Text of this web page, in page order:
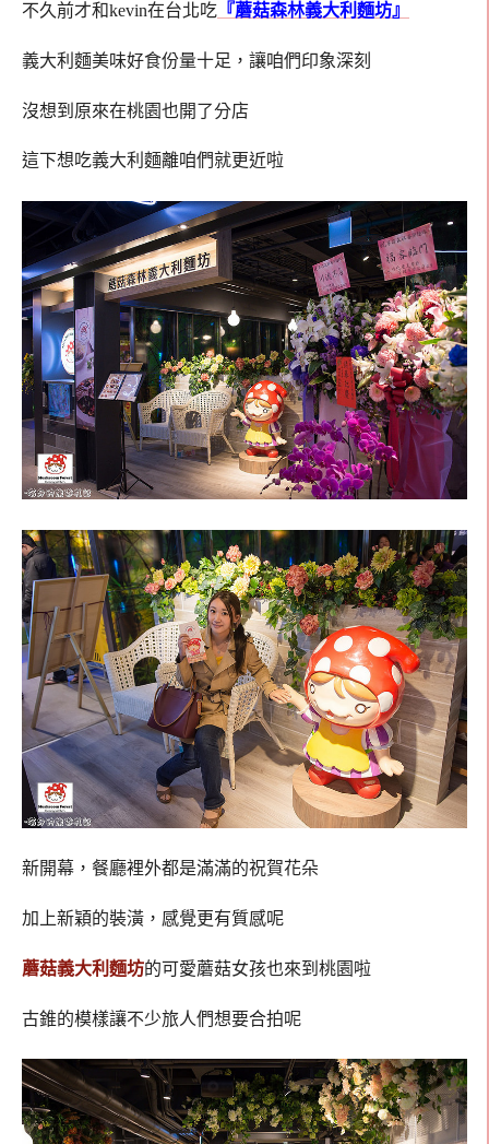
不久前才和kevin在台北吃 『蘑菇森林義大利麵坊』
義大利麵美味好食份量十足，讓咱們印象深刻
沒想到原來在桃園也開了分店
這下想吃義大利麵離咱們就更近啦
新開幕，餐廳裡外都是滿滿的祝賀花朵
加上新穎的裝潢，感覺更有質感呢
蘑菇義大利麵坊的可愛蘑菇女孩也來到桃園啦
古錐的模樣讓不少旅人們想要合拍呢